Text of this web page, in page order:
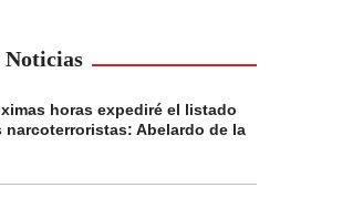
horas expediré el listado
narcoterroristas: Abelardo de la